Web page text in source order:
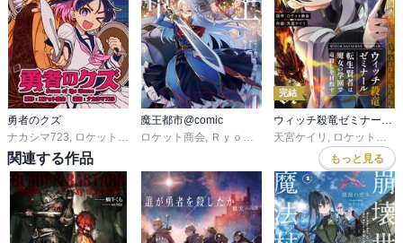
勇者のクズ
ナカシマ723
ロケット商会
魔王都市@comic
ロケット商会
Ｒｙｏｔａ－Ｈ ,桜 イオン
完結
天宮ケイリ
ロケット商会
関連する作品 もっと見る